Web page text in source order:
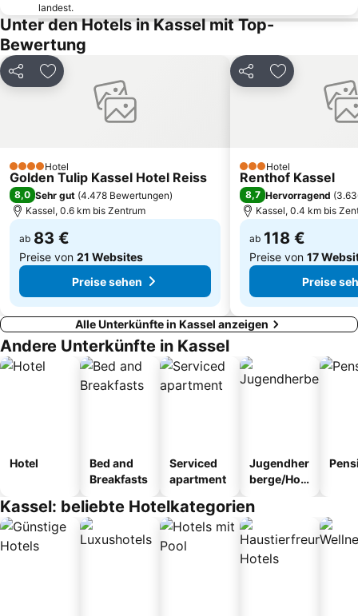
Kloster Haydau
City Point
Skigebiet Ruhrquelle
Erotikmesse Kassel
Wild- und Freizeitpark am Ettelsberg
Ziegenhagen Amusement Park
Enchilada
Grönebach
Kasseler Frühjahrsausstellung
Bömighausen
landest.
Unter den Hotels in Kassel mit Top-
Bewertung
Teilen Zu Favoriten hinzufügen
4 SterneHotel
Golden Tulip Kassel Hotel Reiss
8,0 Sehr gut (4.478 Bewertungen)
Kassel, 0.6 km bis Zentrum
ab 83 €
Preise von 21 Websites
Preise sehen
Teilen Zu Favoriten
3 Sterne
Hotel
Renthof Kassel
8,7 Hervorragend (
Kassel, 0.4 km bis
ab 118 €
Preise von 17
Preise
Alle Unterkünfte in Kassel anzeigen
Andere Unterkünfte in Kassel
Hotel
Bed and
Breakfasts
Serviced
apartment
Jugendher
berge/Hos
Kassel: beliebte Hotelkategorien